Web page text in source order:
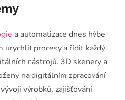
a automatizace dnes hýbe
urychlit procesy a řídit každý
nástrojů. 3D skenery a
na digitálním zpracování
výrobků, zajišťování